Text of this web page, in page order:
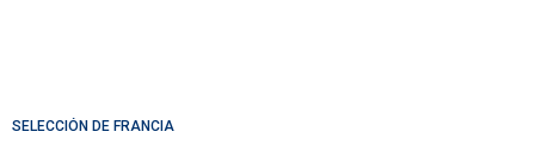
SELECCIÓN DE FRANCIA